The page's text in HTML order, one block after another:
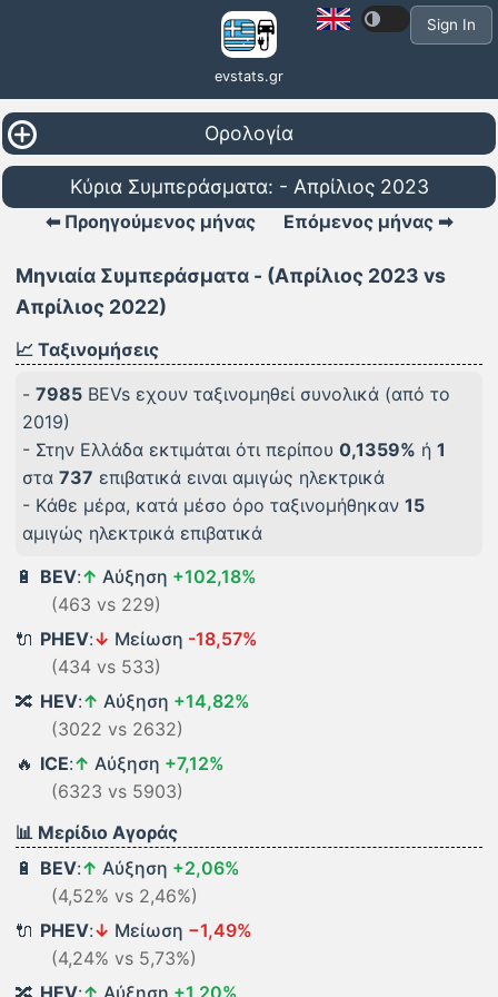
evstats.gr
Sign In
Ορολογία
Κύρια Συμπεράσματα: - Απρίλιος 2023
⬅ Προηγούμενος μήνας Επόμενος μήνας ➡
Μηνιαία Συμπεράσματα - (Απρίλιος 2023 vs
Απρίλιος 2022)
📈 Ταξινομήσεις
- 7985 BEVs εχουν ταξινομηθεί συνολικά (από το
2019)
- Στην Ελλάδα εκτιμάται ότι περίπου 0,1359% ή 1
στα 737 επιβατικά ειναι αμιγώς ηλεκτρικά
- Kάθε μέρα, κατά μέσο όρο ταξινομήθηκαν 15
αμιγώς ηλεκτρικά επιβατικά
🔋 BEV:↑ Αύξηση +102,18%
(463 vs 229)
🔌 PHEV:↓ Μείωση -18,57%
(434 vs 533)
🔀 HEV:↑ Αύξηση +14,82%
(3022 vs 2632)
🔥 ICE:↑ Αύξηση +7,12%
(6323 vs 5903)
📊 Μερίδιο Αγοράς
🔋 BEV:↑ Αύξηση +2,06%
(4,52% vs 2,46%)
🔌 PHEV:↓ Μείωση −1,49%
(4,24% vs 5,73%)
🔀 HEV:↑ Αύξηση +1,20%